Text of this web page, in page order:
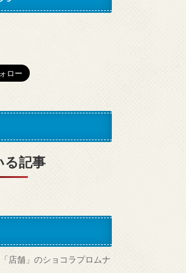
る記事
店舗」のショコラプロムナ